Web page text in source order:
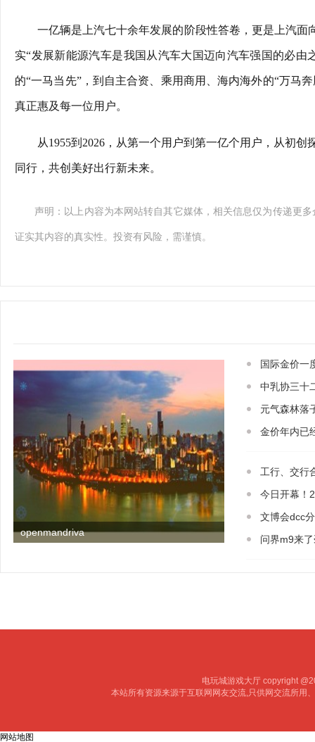
一亿辆是上汽七十余年发展的阶段性答卷，更是上汽面
实“发展新能源汽车是我国从汽车大国迈向汽车强国的必
的“一马当先”，到自主合资、乘用商用、海内海外的“万马
真正惠及每一位用户。
从1955到2026，从第一个用户到第一亿个用户，从初
同行，共创美好出行新未来。
声明：以上内容为本网站转自其它媒体，相关信息仅为传递更
证实其内容的真实性。投资有风险，需谨慎。
openmandriva
国际金价一
中乳协三十
元气森林落
金价年内已
工行、交行
今日开幕！
文博会dcc
问界m9来
电玩城游戏大厅 copyright
本站所有资源来源于互联网网友交流,只供网交流所用
网站地图